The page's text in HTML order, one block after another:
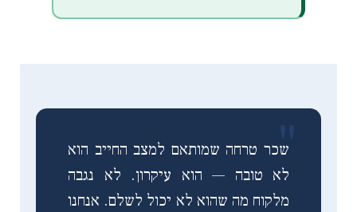
"
שכר טרחה שמותאם למצב החייב הוא
לא טובה — הוא עיקרון. לא נגבה
מלקוח מה שהוא לא יכול לשלם. אנחנו